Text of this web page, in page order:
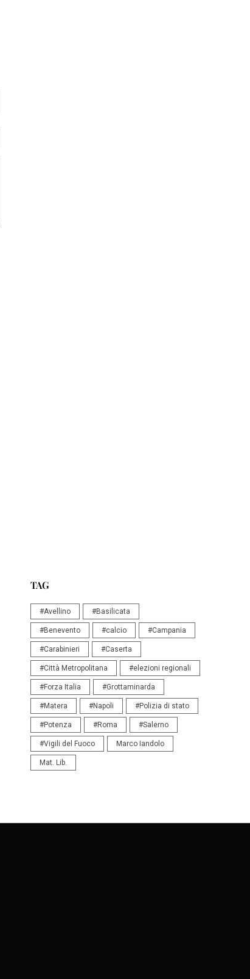
TAG
#Avellino #Basilicata
#Benevento #calcio #Campania
#Carabinieri #Caserta
#Città Metropolitana #elezioni regionali
#Forza Italia #Grottaminarda
#Matera #Napoli #Polizia di stato
#Potenza #Roma #Salerno
#Vigili del Fuoco Marco Iandolo
Mat. Lib.